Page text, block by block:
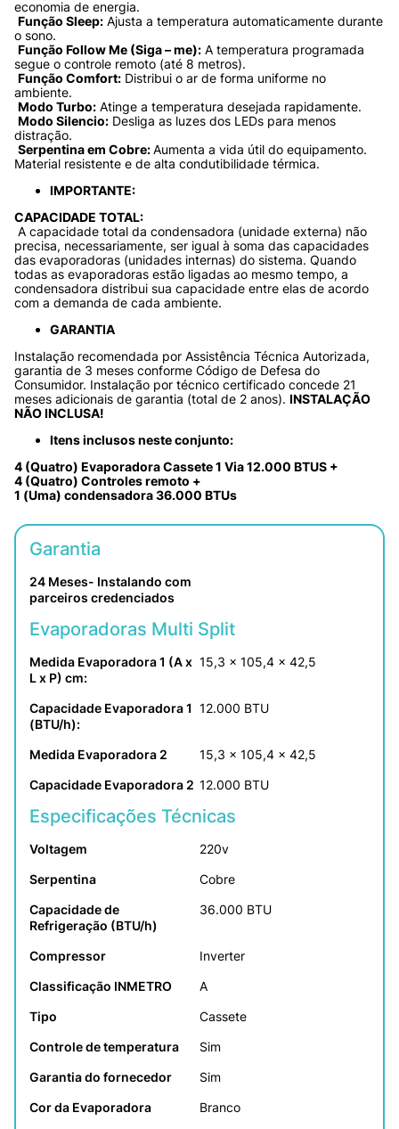
economia de energia.
Função Sleep: Ajusta a temperatura automaticamente durante
o sono.
Função Follow Me (Siga – me): A temperatura programada
segue o controle remoto (até 8 metros).
Função Comfort: Distribui o ar de forma uniforme no
ambiente.
Modo Turbo: Atinge a temperatura desejada rapidamente.
Modo Silencio: Desliga as luzes dos LEDs para menos
distração.
Serpentina em Cobre: Aumenta a vida útil do equipamento.
Material resistente e de alta condutibilidade térmica.
IMPORTANTE:
CAPACIDADE TOTAL:
precisa, necessariamente, ser igual à soma das capacidades
das evaporadoras (unidades internas) do sistema. Quando
todas as evaporadoras estão ligadas ao mesmo tempo, a
condensadora distribui sua capacidade entre elas de acordo
com a demanda de cada ambiente.
GARANTIA
Instalação recomendada por Assistência Técnica Autorizada,
garantia de 3 meses conforme Código de Defesa do
Consumidor. Instalação por técnico certificado concede 21
meses adicionais de garantia (total de 2 anos). INSTALAÇÃO
NÃO INCLUSA!
Itens inclusos neste conjunto:
4 (Quatro) Evaporadora Cassete 1 Via 12.000 BTUS +
4 (Quatro) Controles remoto +
1 (Uma) condensadora 36.000 BTUs
Garantia
24 Meses- Instalando com
parceiros credenciados
Evaporadoras Multi Split
Medida Evaporadora 1 (A x
L x P) cm:
15,3 x 105,4 x 42,5
Capacidade Evaporadora 1
(BTU/h):
12.000 BTU
Medida Evaporadora 2
15,3 x 105,4 x 42,5
Capacidade Evaporadora 2 12.000 BTU
Especificações Técnicas
Voltagem
220v
Serpentina
Cobre
Capacidade de
Refrigeração (BTU/h)
36.000 BTU
Compressor
Inverter
Classificação INMETRO
A
Tipo
Cassete
Controle de temperatura
Sim
Garantia do fornecedor
Sim
Cor da Evaporadora
Branco